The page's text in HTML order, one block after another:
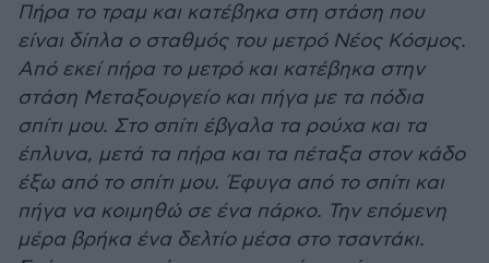
Πήρα το τραμ και κατέβηκα στη στάση που
είναι δίπλα ο σταθμός του μετρό Νέος Κόσμος.
Από εκεί πήρα το μετρό και κατέβηκα στην
στάση Μεταξουργείο και πήγα με τα πόδια
σπίτι μου. Στο σπίτι έβγαλα τα ρούχα και τα
έπλυνα, μετά τα πήρα και τα πέταξα στον κάδο
έξω από το σπίτι μου. Έφυγα από το σπίτι και
πήγα να κοιμηθώ σε ένα πάρκο. Την επόμενη
μέρα βρήκα ένα δελτίο μέσα στο τσαντάκι.